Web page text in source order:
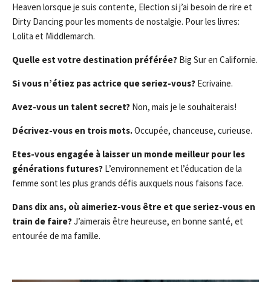
Heaven lorsque je suis contente, Election si j’ai besoin de rire et
Dirty Dancing pour les moments de nostalgie. Pour les livres:
Lolita et Middlemarch.
Quelle est votre destination préférée? Big Sur en Californie.
Si vous n’étiez pas actrice que seriez-vous? Ecrivaine.
Avez-vous un talent secret? Non, mais je le souhaiterais!
Décrivez-vous en trois mots.Occupée, chanceuse, curieuse.
Etes-vous engagée à laisser un monde meilleur pour les
générations futures? L’environnement et l’éducation de la
femme sont les plus grands défis auxquels nous faisons face.
Dans dix ans, où aimeriez-vous être et que seriez-vous en
train de faire?J’aimerais être heureuse, en bonne santé, et
entourée de ma famille.